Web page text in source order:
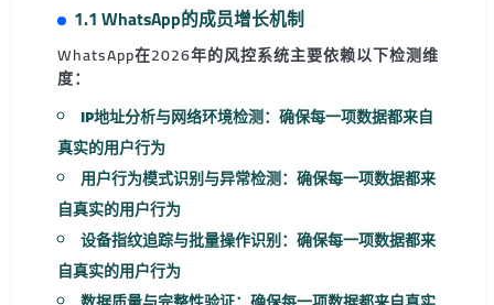
1.1 WhatsApp的成员增长机制
WhatsApp在2026年的风控系统主要依赖以下检测维
度：
IP地址分析与网络环境检测：确保每一项数据都来自
真实的用户行为
用户行为模式识别与异常检测：确保每一项数据都来
自真实的用户行为
设备指纹追踪与批量操作识别：确保每一项数据都来
自真实的用户行为